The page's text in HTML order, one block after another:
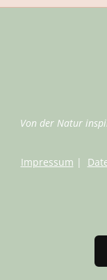
Von der Natur
Impressum |